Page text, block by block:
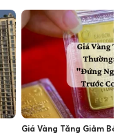
Giá Vàng Tăng Giảm